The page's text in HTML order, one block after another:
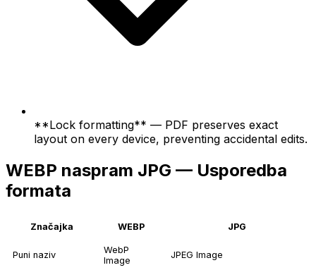
**Lock formatting** — PDF preserves exact
layout on every device, preventing accidental edits.
WEBP naspram JPG — Usporedba
formata
Značajka WEBP JPG
Puni naziv
WebP
Image
JPEG Image